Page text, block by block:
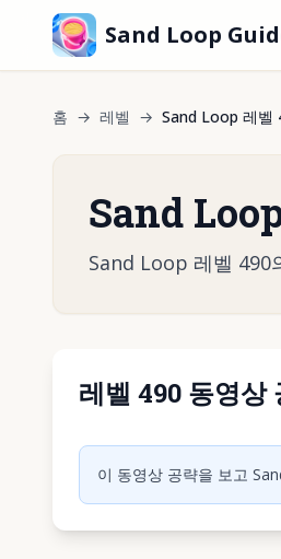
Sand Loop
홈 → 레벨 → Sand Loop 레벨
Sand
Sand Loop 레벨 490
레벨 490 동영상
이 동영상 공략을 보고